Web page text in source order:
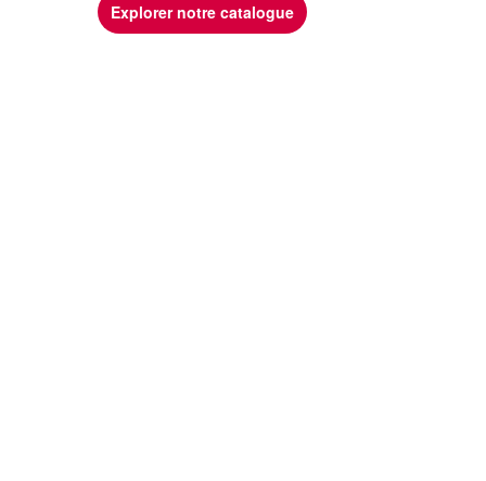
Explorer notre catalogue